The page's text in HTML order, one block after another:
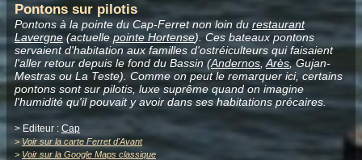
Pontons sur pilotis
Pontons à la pointe du Cap-Ferret non loin du restaurant
Lavergne(actuelle pointe Hortense). Ces bateaux pontons
servaient d'habitation aux familles d'ostréiculteurs qui faisaient
l'aller retour depuis le fond du Bassin (Andernos Arès, Gujan-
Mestras ou La Teste). Comme on peut le remarquer ici, certains
pontons sont sur pilotis, luxe suprême quand on imagine
l'humidité qu'il pouvait y avoir dans ses habitations précaires.
> Editeur : Cap
>Voir sur la carte Ferret d'Avant
> Voir sur la Google Maps classique